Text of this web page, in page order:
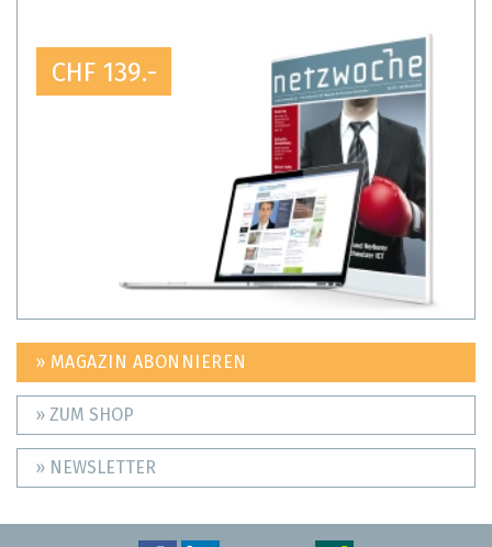
CHF 139.-
» MAGAZIN ABONNIEREN
» ZUM SHOP
» NEWSLETTER